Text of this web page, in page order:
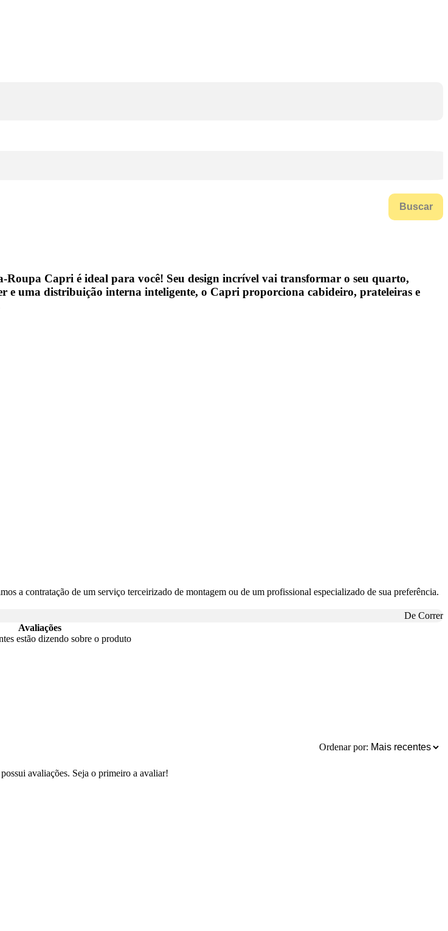
Buscar
Roupa Capri é ideal para você! Seu design incrível vai transformar o seu quarto,
e uma distribuição interna inteligente, o Capri proporciona cabideiro, prateleiras e
a contratação de um serviço terceirizado de montagem ou de um profissional especializado de sua preferência.
De Correr
Avaliações
estão dizendo sobre o produto
Ordenar por:
avaliações. Seja o primeiro a avaliar!